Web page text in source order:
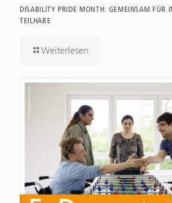
DISABILITY PRIDE MONTH: GEMEINSAM FÜR
TEILHABE
Weiterlesen